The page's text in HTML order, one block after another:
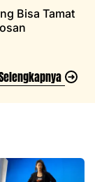
Bisa Tamat